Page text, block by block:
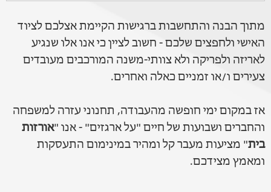
מתוך הבנה והתחשבות ברגישות הקיימת אצלכם לציוד
האישי ולחפצים שלכם - חשוב לציין כי אנו אלו שנגיע
לאריזה ולפריקה ולא צוותי-משנה המורכבים מעובדים
צעירים ו/או זמניים כאלה ואחרים.
אז במקום ימי חופשה מהעבודה, תחנוני עזרה למשפחה
והחברים ושבועות של חיים "על ארגזים" - אנו "אורזות
בית" מציעות מעבר קל ומהיר במינימום התעסקות
ומאמץ מצידכם.